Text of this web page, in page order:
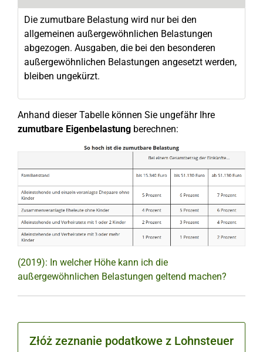
Die zumutbare Belastung wird nur bei den
allgemeinen außergewöhnlichen Belastungen
abgezogen. Ausgaben, die bei den besonderen
außergewöhnlichen Belastungen angesetzt werden,
bleiben ungekürzt.
Anhand dieser Tabelle können Sie ungefähr Ihre
zumutbare Eigenbelastung berechnen:
(2019): In welcher Höhe kann ich die
außergewöhnlichen Belastungen geltend machen?
Złóż zeznanie podatkowe z Lohnsteuer